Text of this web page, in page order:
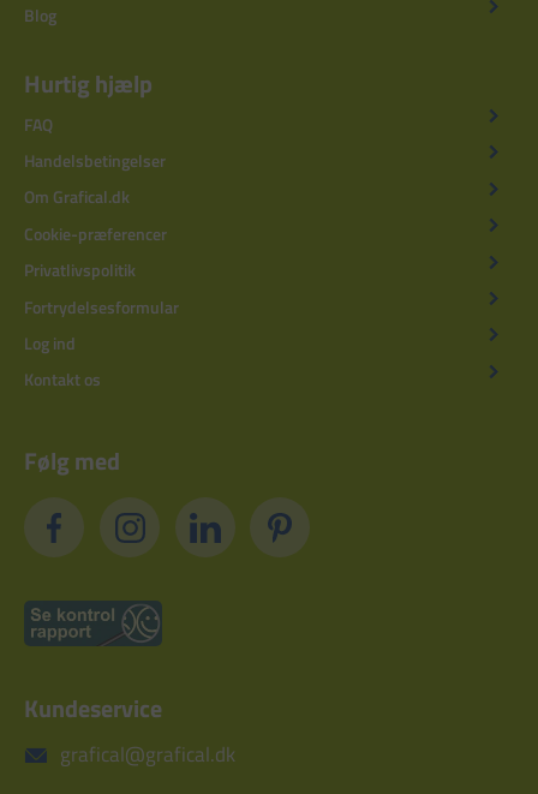
Blog
Hurtig hjælp
FAQ
Handelsbetingelser
Om Grafical.dk
Cookie-præferencer
Privatlivspolitik
Fortrydelsesformular
Log ind
Kontakt os
Følg med
Kundeservice
grafical@grafical.dk